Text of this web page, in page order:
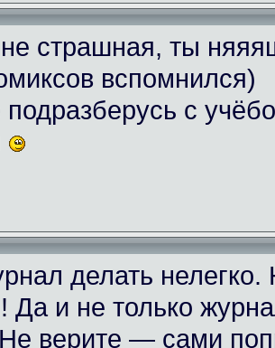
страшная, ты
вспомнился)
с
делать
Да и не только
верите — сами